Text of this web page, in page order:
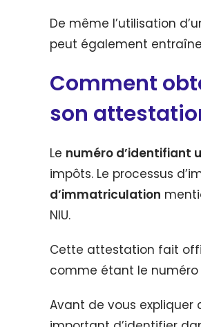
De même l’utilisation
peut également
Comment
son
Le numéro d’identifiant
impôts. Le processus
d’immatriculation
NIU.
Cette attestation fait
comme étant le
Avant de vous